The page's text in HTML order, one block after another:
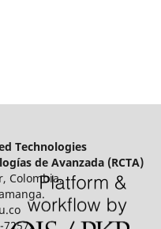
Technologies
de Avanzada (RCTA)
Colombia.
7257.